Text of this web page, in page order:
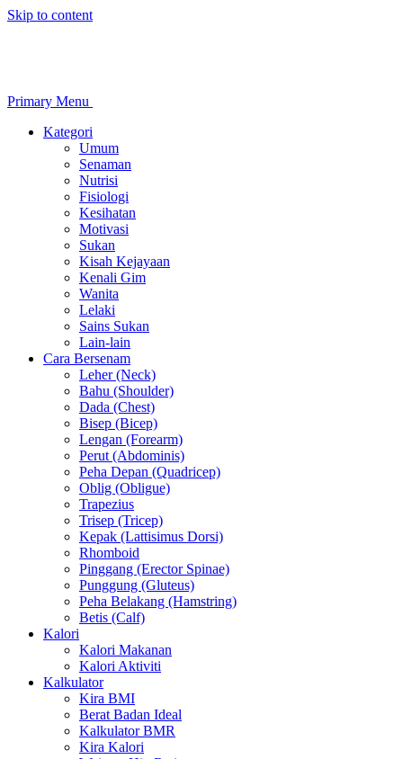
Skip to content
Primary Menu
Kategori
Umum
Senaman
Nutrisi
Fisiologi
Kesihatan
Motivasi
Sukan
Kisah Kejayaan
Kenali Gim
Wanita
Lelaki
Sains Sukan
Lain-lain
Cara Bersenam
Leher (Neck)
Bahu (Shoulder)
Dada (Chest)
Bisep (Bicep)
Lengan (Forearm)
Perut (Abdominis)
Peha Depan (Quadricep)
Oblig (Obligue)
Trapezius
Trisep (Tricep)
Kepak (Lattisimus Dorsi)
Rhomboid
Pinggang (Erector Spinae)
Punggung (Gluteus)
Peha Belakang (Hamstring)
Betis (Calf)
Kalori
Kalori Makanan
Kalori Aktiviti
Kalkulator
Kira BMI
Berat Badan Ideal
Kalkulator BMR
Kira Kalori